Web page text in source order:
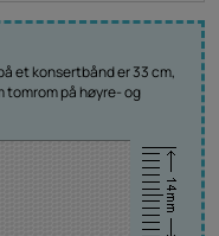
et konsertbånd er 33 cm,
tomrom på høyre- og